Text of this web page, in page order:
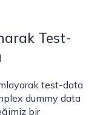
Test-
test-data
dummy data
bir